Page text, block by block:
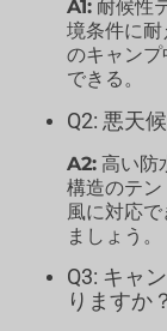
A1: 耐候性
境条件に
のキャン
できる。
Q2: 悪天
A2: 高い防
構造のテ
風に対応
ましょう。
Q3: キャ
りますか？